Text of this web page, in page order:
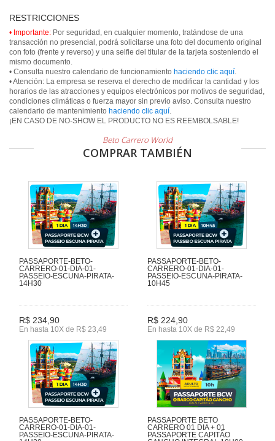
RESTRICCIONES
• Importante: Por seguridad, en cualquier momento, tratándose de una
transacción no presencial, podrá solicitarse una foto del documento original
con foto (frente y reverso) y una selfie del titular de la tarjeta sosteniendo el
mismo documento.
• Consulta nuestro calendario de funcionamiento haciendo clic aquí.
• Atención: La empresa se reserva el derecho de modificar la cantidad y los
horarios de las atracciones y equipos electrónicos por motivos de seguridad,
condiciones climáticas o fuerza mayor sin previo aviso. Consulta nuestro
calendario de mantenimiento haciendo clic aquí.
¡EN CASO DE NO-SHOW EL PRODUCTO NO ES REEMBOLSABLE!
Beto Carrero World
COMPRAR TAMBIÉN
PASSAPORTE-BETO-
CARRERO-01-DIA-01-
PASSEIO-ESCUNA-PIRATA-
14H30
R$ 234,90
En hasta 10X de R$ 23,49
PASSAPORTE-BETO-
CARRERO-01-DIA-01-
PASSEIO-ESCUNA-PIRATA-
10H45
R$ 224,90
En hasta 10X de R$ 22,49
PASSAPORTE-BETO-
CARRERO-01-DIA-01-
PASSEIO-ESCUNA-PIRATA-
PASSAPORTE BETO
CARRERO 01 DIA + 01
PASSAPORTE CAPITÃO